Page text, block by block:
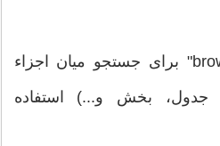
از علامت "browsing object" برای جستجو میان اجزاء
بخش و...) استفاده